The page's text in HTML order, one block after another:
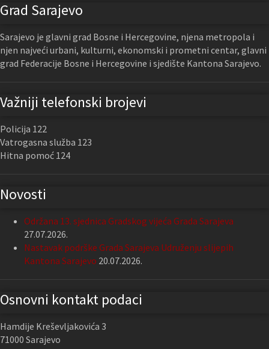
Grad Sarajevo
Sarajevo je glavni grad Bosne i Hercegovine, njena metropola i
njen najveći urbani, kulturni, ekonomski i prometni centar, glavni
grad Federacije Bosne i Hercegovine i sjedište Kantona Sarajevo.
Važniji telefonski brojevi
Policija 122
Vatrogasna služba 123
Hitna pomoć 124
Novosti
Održana 13. sjednica Gradskog vijeća Grada Sarajeva
27.07.2026.
Nastavak podrške Grada Sarajeva Udruženju slijepih
Kantona Sarajevo 20.07.2026.
Osnovni kontakt podaci
Hamdije Kreševljakovića 3
71000 Sarajevo